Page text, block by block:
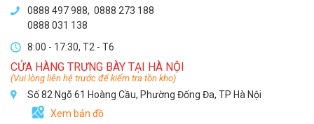
0888 497 988, 0888 273 188
0888 031 138
8:00 - 17:30, T2 - T6
CỬA HÀNG TRƯNG BÀY TẠI HÀ NỘI
(Vui lòng liên hệ trước để kiểm tra tồn kho)
Số 82 Ngõ 61 Hoàng Cầu, Phường Đống Đa, TP Hà Nội
Xem bản đồ